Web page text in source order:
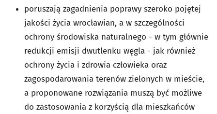
poruszają zagadnienia poprawy szeroko pojętej
jakości życia wrocławian, a w szczególności
ochrony środowiska naturalnego - w tym głównie
redukcji emisji dwutlenku węgla - jak również
ochrony życia i zdrowia człowieka oraz
zagospodarowania terenów zielonych w mieście,
a proponowane rozwiązania muszą być możliwe
do zastosowania z korzyścią dla mieszkańców